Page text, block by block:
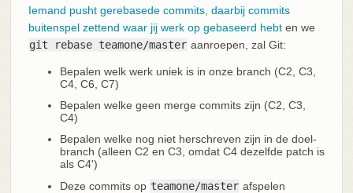
Iemand pusht gerebasede commits, daarbij commits
buitenspel zettend waar jij werk op gebaseerd hebten we
git rebase teamone/master aanroepen, zal Git:
Bepalen welk werk uniek is in onze branch (C2, C3,
C4, C6, C7)
Bepalen welke geen merge commits zijn (C2, C3,
C4)
Bepalen welke nog niet herschreven zijn in de doel-
branch (alleen C2 en C3, omdat C4 dezelfde patch is
als C4')
Deze commits op teamone/master afspelen